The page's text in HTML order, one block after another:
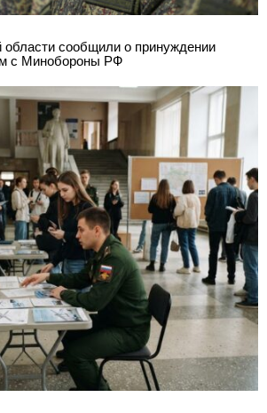
сообщили о принуждении
с Минобороны РФ